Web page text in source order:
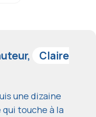
Claire
une dizaine
touche à la